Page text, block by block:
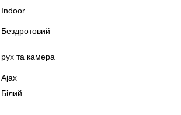
Indoor
Бездротовий
рух та камера
Ajax
Білий